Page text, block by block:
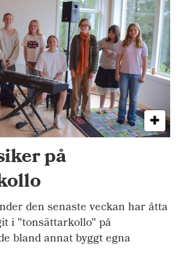
på
den senaste veckan har åtta
i "tonsättarkollo" på
bland annat byggt egna